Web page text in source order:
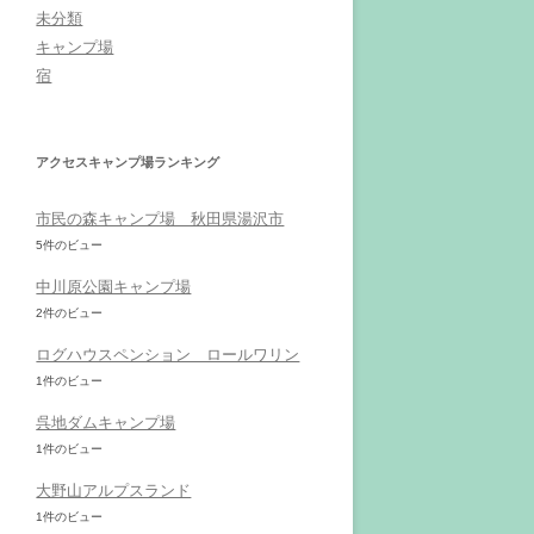
未分類
キャンプ場
宿
アクセスキャンプ場ランキング
市民の森キャンプ場 秋田県湯沢市
5件のビュー
中川原公園キャンプ場
2件のビュー
ログハウスペンション ロールワリン
1件のビュー
呉地ダムキャンプ場
1件のビュー
大野山アルプスランド
1件のビュー